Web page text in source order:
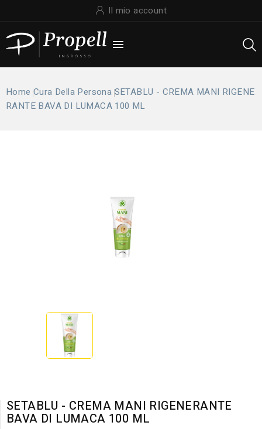
Il mio account

Home Cura Della Persona SETABLU - CREMA MANI RIGENE
RANTE BAVA DI LUMACA 100 ML
SETABLU - CREMA MANI RIGENERANTE
BAVA DI LUMACA 100 ML